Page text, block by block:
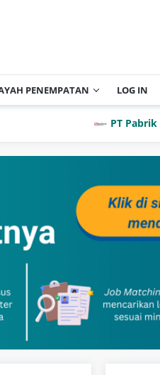
PENEMPATAN LOG IN
PT Pabrik